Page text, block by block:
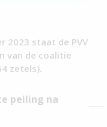
2023 staat de PVV
van de coalitie
zetels).
peiling na